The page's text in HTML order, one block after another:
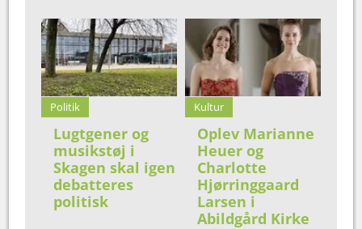
Politik
Lugtgener og
musikstøj i
Skagen skal igen
debatteres
politisk
Kultur
Oplev Marianne
Heuer og
Charlotte
Hjørringgaard
Larsen i
Abildgård Kirke